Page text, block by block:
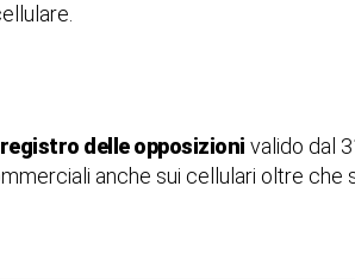
registro delle opposizioni valido dal
anche sui cellulari oltre che